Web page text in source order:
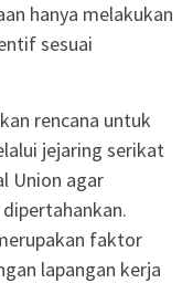
hanya melakukan
sesuai
rencana untuk
jejaring serikat
Union agar
faktor
lapangan kerja